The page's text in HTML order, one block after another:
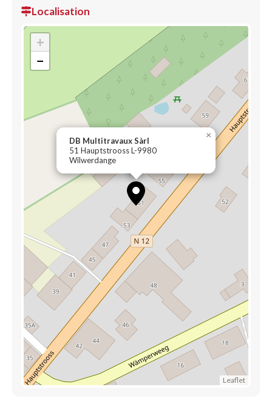
Localisation
DB Multitravaux Sàrl
51 Hauptstrooss L-9980
Wilwerdange
×
+
−
Leaflet